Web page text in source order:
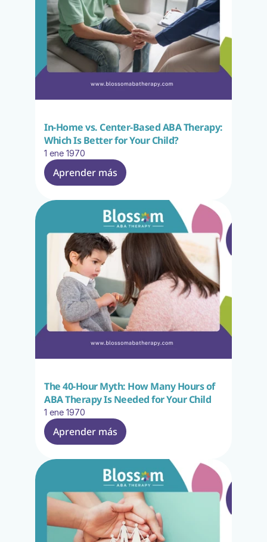
In-Home vs. Center-Based ABA Therapy:
Which Is Better for Your Child?
1 ene 1970
Aprender más
The 40-Hour Myth: How Many Hours of
ABA Therapy Is Needed for Your Child
1 ene 1970
Aprender más